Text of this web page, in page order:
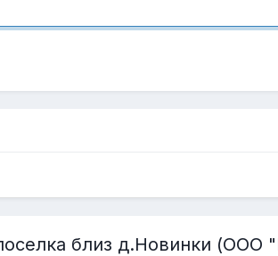
близ д.Новинки (ООО